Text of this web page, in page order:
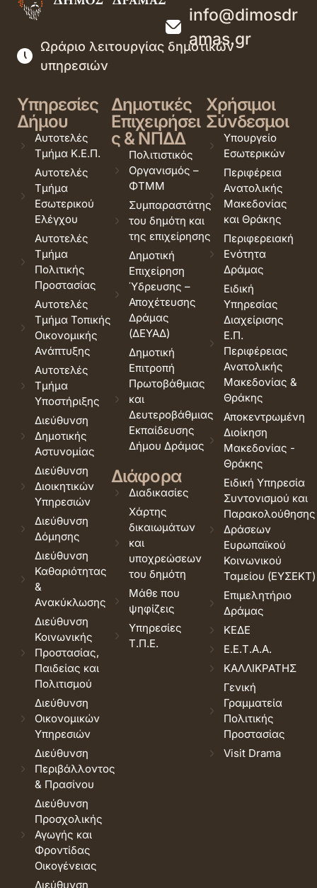
info@dimosdr
amas.gr
Ωράριο λειτουργίας δημοτικών
υπηρεσιών
Υπηρεσίες
Δήμου
Αυτοτελές
Τμήμα Κ.Ε.Π.
Αυτοτελές
Τμήμα
Εσωτερικού
Ελέγχου
Αυτοτελές
Τμήμα
Πολιτικής
Προστασίας
Αυτοτελές
Τμήμα Τοπικής
Οικονομικής
Ανάπτυξης
Αυτοτελές
Τμήμα
Υποστήριξης
Διεύθυνση
Δημοτικής
Αστυνομίας
Διεύθυνση
Διοικητικών
Υπηρεσιών
Διεύθυνση
Δόμησης
Διεύθυνση
Καθαριότητας
&
Ανακύκλωσης
Διεύθυνση
Κοινωνικής
Προστασίας,
Παιδείας και
Πολιτισμού
Διεύθυνση
Οικονομικών
Υπηρεσιών
Διεύθυνση
Περιβάλλοντος
& Πρασίνου
Διεύθυνση
Προσχολικής
Αγωγής και
Φροντίδας
Οικογένειας
Διεύθυνση
Δημοτικές
Επιχειρήσει
ς & ΝΠΔΔ
Πολιτιστικός
Οργανισμός –
ΦΤΜΜ
Συμπαραστάτης
του δημότη και
της επιχείρησης
Δημοτική
Επιχείρηση
Ύδρευσης –
Αποχέτευσης
Δράμας
(ΔΕΥΑΔ)
Δημοτική
Επιτροπή
Πρωτοβάθμιας
και
Δευτεροβάθμιας
Εκπαίδευσης
Δήμου Δράμας
Διάφορα
Διαδικασίες
Χάρτης
δικαιωμάτων
και
υποχρεώσεων
του δημότη
Μάθε που
ψηφίζεις
Υπηρεσίες
Τ.Π.Ε.
Χρήσιμοι
Σύνδεσμοι
Υπουργείο
Εσωτερικών
Περιφέρεια
Ανατολικής
Μακεδονίας
και Θράκης
Περιφερειακή
Ενότητα
Δράμας
Ειδική
Υπηρεσίας
Διαχείρισης
Ε.Π.
Περιφέρειας
Ανατολικής
Μακεδονίας &
Θράκης
Αποκεντρωμένη
Διοίκηση
Μακεδονίας -
Θράκης
Ειδική Υπηρεσία
Συντονισμού και
Παρακολούθησης
Δράσεων
Ευρωπαϊκού
Κοινωνικού
Ταμείου (ΕΥΣΕΚΤ)
Επιμελητήριο
Δράμας
ΚΕΔΕ
Ε.Ε.Τ.Α.Α.
ΚΑΛΛΙΚΡΑΤΗΣ
Γενική
Γραμματεία
Πολιτικής
Προστασίας
Visit Drama